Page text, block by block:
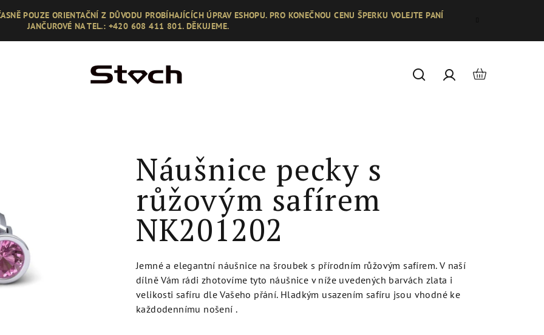
POUZE ORIENTAČNÍ Z DŮVODU PROBÍHAJÍCÍCH ÚPRAV ESHOPU. PRO KONEČNOU CENU ŠPERKU VOLEJTE PANÍ
JANČUROVÉ NA TEL.: +420 608 411 801. DĚKUJEME.
HledatPřihlášení
Nákupní
Náušnice pecky s
růžovým safírem
NK201202
Jemné a elegantní náušnice na šroubek s přírodním růžovým safírem. V naší
dílně Vám rádi zhotovíme tyto náušnice v níže uvedených barvách zlata i
velikosti safíru dle Vašeho přání. Hladkým usazením safíru jsou vhodné ke
každodennímu nošení .